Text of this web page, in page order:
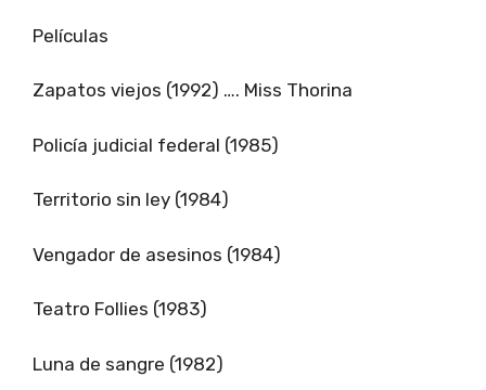
Películas
Zapatos viejos (1992) …. Miss Thorina
Policía judicial federal (1985)
Territorio sin ley (1984)
Vengador de asesinos (1984)
Teatro Follies (1983)
Luna de sangre (1982)